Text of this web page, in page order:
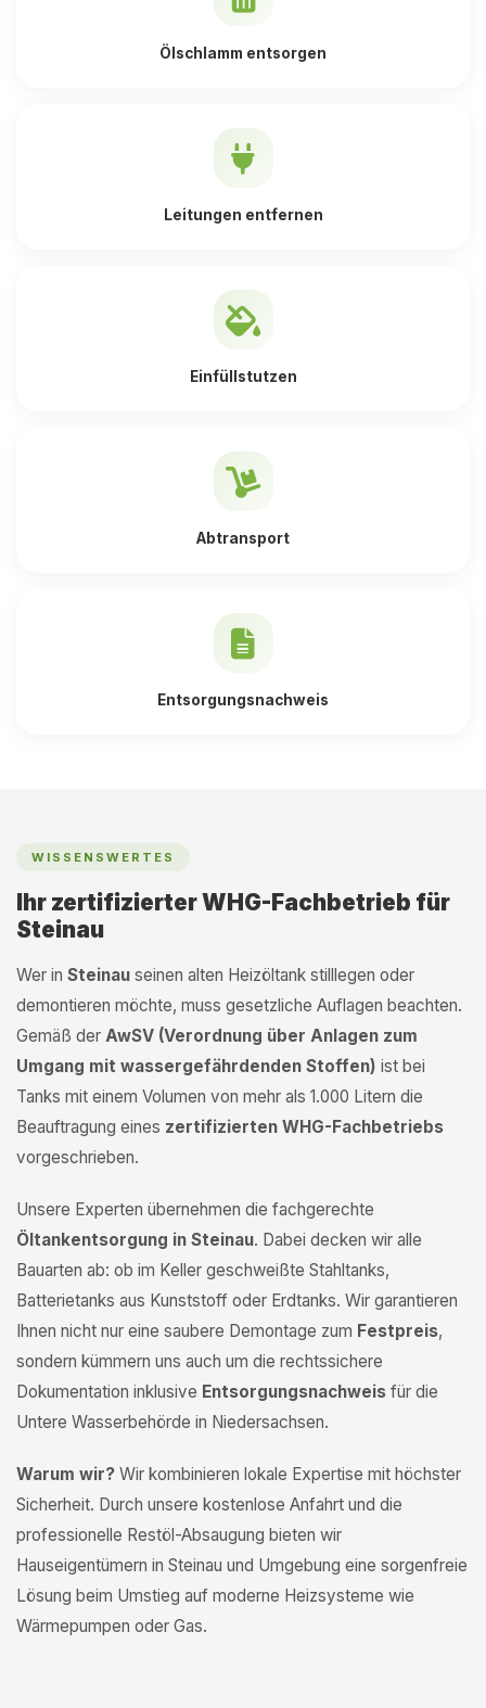
Ölschlamm entsorgen
Leitungen entfernen
Einfüllstutzen
Abtransport
Entsorgungsnachweis
WISSENSWERTES
Ihr zertifizierter WHG-Fachbetrieb für
Steinau
Wer in Steinau seinen alten Heizöltank stilllegen oder
demontieren möchte, muss gesetzliche Auflagen beachten.
Gemäß der AwSV (Verordnung über Anlagen zum
Umgang mit wassergefährdenden Stoffen) ist bei
Tanks mit einem Volumen von mehr als 1.000 Litern die
Beauftragung eines zertifizierten WHG-Fachbetriebs
vorgeschrieben.
Unsere Experten übernehmen die fachgerechte
Öltankentsorgung in Steinau. Dabei decken wir alle
Bauarten ab: ob im Keller geschweißte Stahltanks,
Batterietanks aus Kunststoff oder Erdtanks. Wir garantieren
Ihnen nicht nur eine saubere Demontage zum Festpreis,
sondern kümmern uns auch um die rechtssichere
Dokumentation inklusive Entsorgungsnachweis für die
Untere Wasserbehörde in Niedersachsen.
Warum wir? Wir kombinieren lokale Expertise mit höchster
Sicherheit. Durch unsere kostenlose Anfahrt und die
professionelle Restöl-Absaugung bieten wir
Hauseigentümern in Steinau und Umgebung eine sorgenfreie
Lösung beim Umstieg auf moderne Heizsysteme wie
Wärmepumpen oder Gas.